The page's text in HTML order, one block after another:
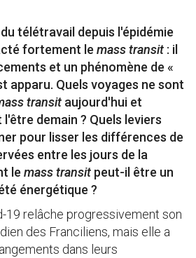
télétravail depuis l'épidémie
fortement le mass transit : il
et un phénomène de «
apparu. Quels voyages ne sont
transit aujourd'hui et
demain ? Quels leviers
pour lisser les différences de
entre les jours de la
le mass transit peut-il être un
énergétique ?
19 relâche progressivement son
des Franciliens, mais elle a
dans leurs